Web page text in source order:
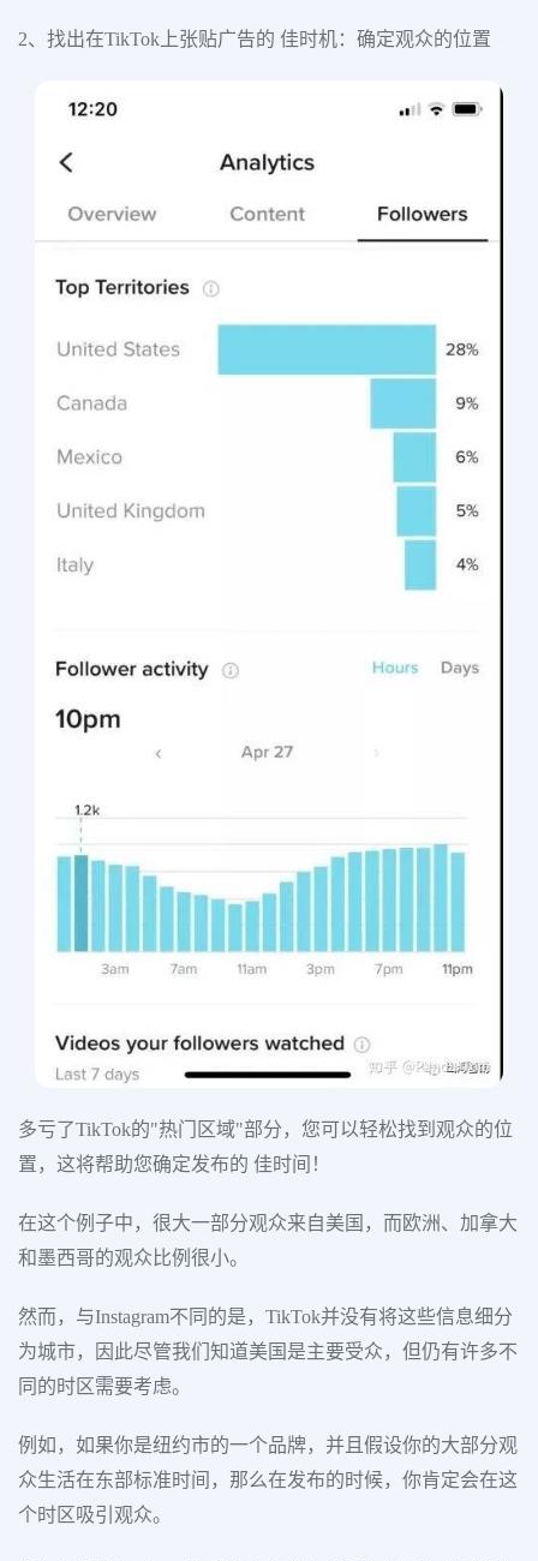
2、找出在TikTok上张贴广告的 佳时机：确定观众的位置
多亏了TikTok的"热门区域"部分，您可以轻松找到观众的位
置，这将帮助您确定发布的 佳时间！
在这个例子中，很大一部分观众来自美国，而欧洲、加拿大
和墨西哥的观众比例很小。
然而，与Instagram不同的是，TikTok并没有将这些信息细分
为城市，因此尽管我们知道美国是主要受众，但仍有许多不
同的时区需要考虑。
例如，如果你是纽约市的一个品牌，并且假设你的大部分观
众生活在东部标准时间，那么在发布的时候，你肯定会在这
个时区吸引观众。